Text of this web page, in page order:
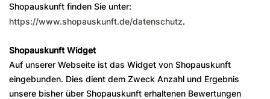
Shopauskunft finden Sie unter:
https://www.shopauskunft.de/datenschutz.
Shopauskunft Widget
Auf unserer Webseite ist das Widget von Shopauskunft
eingebunden. Dies dient dem Zweck Anzahl und Ergebnis
unsere bisher über Shopauskunft erhaltenen Bewertungen